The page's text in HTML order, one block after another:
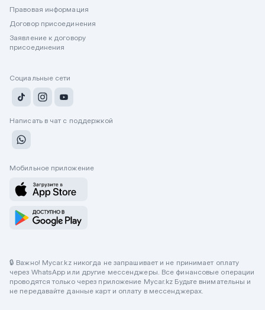
Правовая информация
Договор присоединения
Заявление к договору
присоединения
Социальные сети
Написать в чат с поддержкой
Мобильное приложение
🔒 Важно! Mycar.kz никогда не запрашивает и не принимает оплату
через WhatsApp или другие мессенджеры. Все финансовые операции
проводятся только через приложение Mycar.kz Будьте внимательны и
не передавайте данные карт и оплату в мессенджерах.